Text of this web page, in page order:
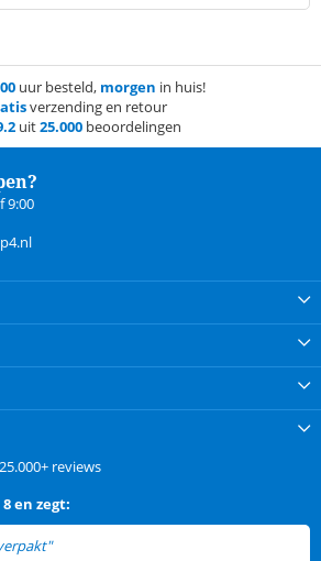
uur besteld, morgen in huis!
verzending en retour
uit25.000 beoordelingen
9:00
25.000+ reviews
8 en zegt: